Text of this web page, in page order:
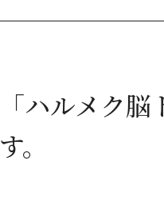
「ハルメク
す。